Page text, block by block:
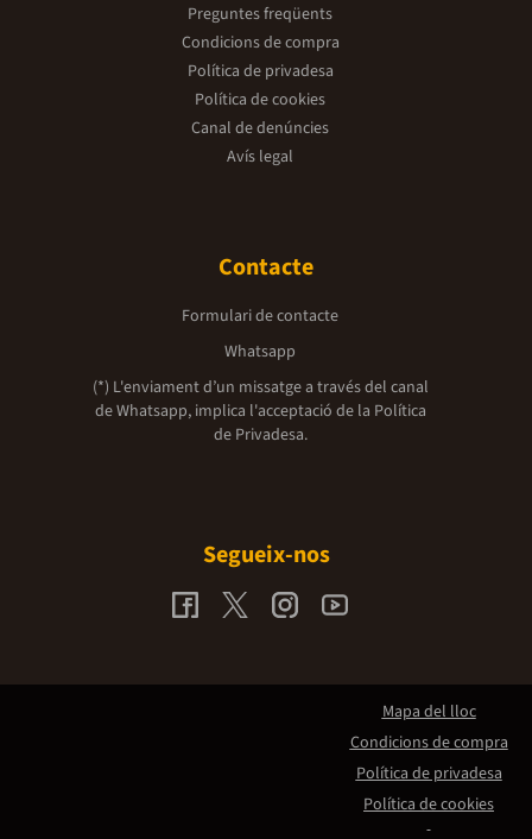
Preguntes freqüents
Condicions de compra
Política de privadesa
Política de cookies
Canal de denúncies
Avís legal
Contacte
Formulari de contacte
Whatsapp
(*) L'enviament d’un missatge a través del canal
de Whatsapp, implica l'acceptació de la Política
de Privadesa.
Segueix-nos
Mapa del lloc
Condicions de compra
Política de privadesa
Política de cookies